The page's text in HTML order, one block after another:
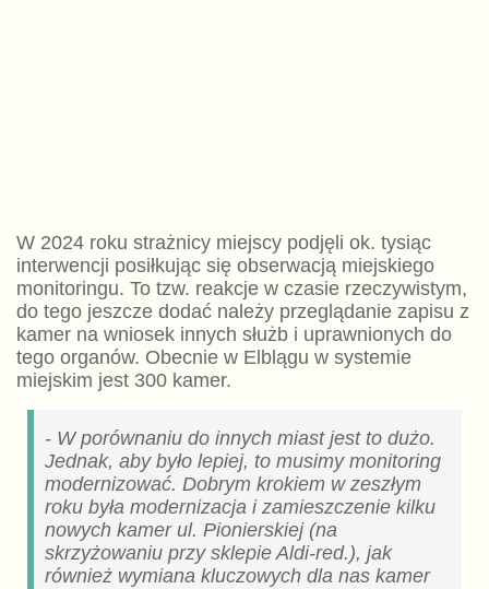
W 2024 roku strażnicy miejscy podjęli ok. tysiąc
interwencji posiłkując się obserwacją miejskiego
monitoringu. To tzw. reakcje w czasie rzeczywistym,
do tego jeszcze dodać należy przeglądanie zapisu z
kamer na wniosek innych służb i uprawnionych do
tego organów. Obecnie w Elblągu w systemie
miejskim jest 300 kamer.
- W porównaniu do innych miast jest to dużo.
Jednak, aby było lepiej, to musimy monitoring
modernizować. Dobrym krokiem w zeszłym
roku była modernizacja i zamieszczenie kilku
nowych kamer ul. Pionierskiej (na
skrzyżowaniu przy sklepie Aldi-red.), jak
również wymiana kluczowych dla nas kamer